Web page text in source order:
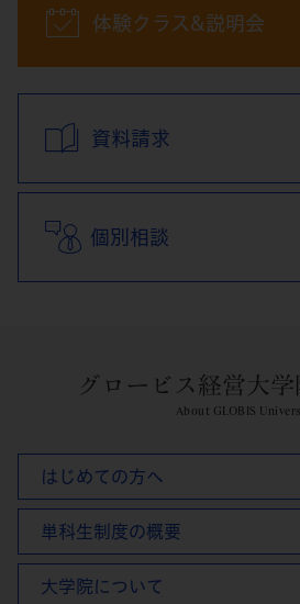
体験クラス&説明会
資料請求
個別相談
グロービス経営大
About GLOBIS
はじめての方へ
単科生制度の概要
大学院について